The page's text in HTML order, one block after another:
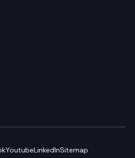
YoutubeLinkedInSitemap